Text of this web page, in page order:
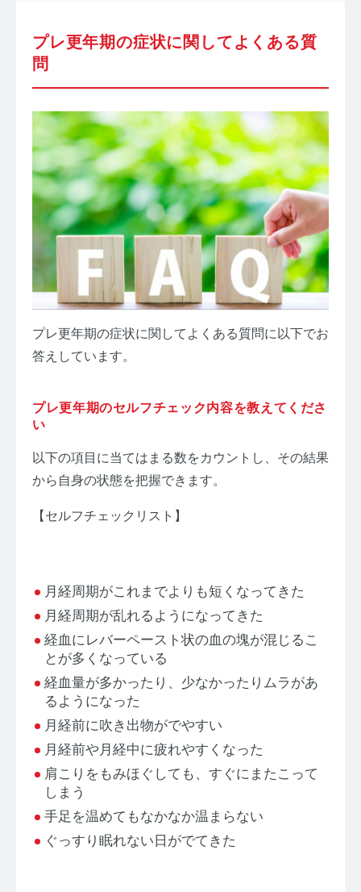
プレ更年期の症状に関してよくある質
問
プレ更年期の症状に関してよくある質問に以下でお
答えしています。
プレ更年期のセルフチェック内容を教えてくださ
い
以下の項目に当てはまる数をカウントし、その結果
から自身の状態を把握できます。
【セルフチェックリスト】
月経周期がこれまでよりも短くなってきた
月経周期が乱れるようになってきた
経血にレバーペースト状の血の塊が混じるこ
とが多くなっている
経血量が多かったり、少なかったりムラがあ
るようになった
月経前に吹き出物がでやすい
月経前や月経中に疲れやすくなった
肩こりをもみほぐしても、すぐにまたこって
しまう
手足を温めてもなかなか温まらない
ぐっすり眠れない日がでてきた